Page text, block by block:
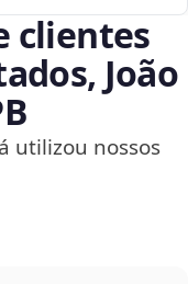
clientes
João
utilizou nossos